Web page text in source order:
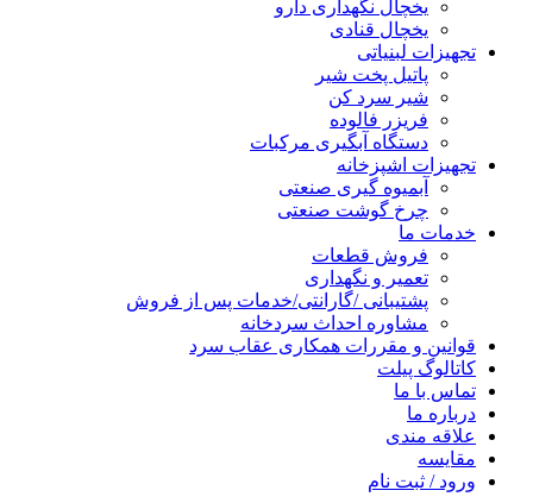
یخچال نگهداری دارو
یخچال قنادی
تجهیزات لبنیاتی
پاتیل پخت شیر
شیر سرد کن
فریزر فالوده
دستگاه آبگیری مرکبات
تجهیزات اشپزخانه
آبمیوه گیری صنعتی
چرخ گوشت صنعتی
خدمات ما
فروش قطعات
تعمیر و نگهداری
پشتیبانی /گارانتی/خدمات پس از فروش
مشاوره احداث سردخانه
قوانین و مقررات همکاری عقاب سرد
کاتالوگ پیلت
تماس با ما
درباره ما
علاقه مندی
مقایسه
ورود / ثبت نام